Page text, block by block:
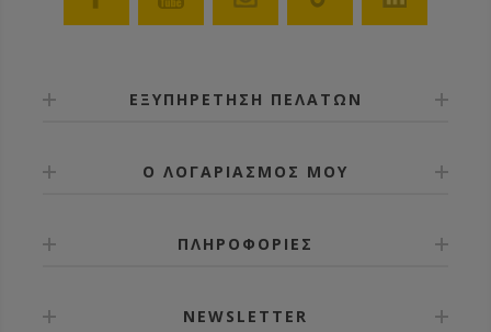
ΕΞΥΠΗΡΕΤΗΣΗ ΠΕΛΑΤΩΝ
Ο ΛΟΓΑΡΙΑΣΜΟΣ ΜΟΥ
ΠΛΗΡΟΦΟΡΙΕΣ
NEWSLETTER